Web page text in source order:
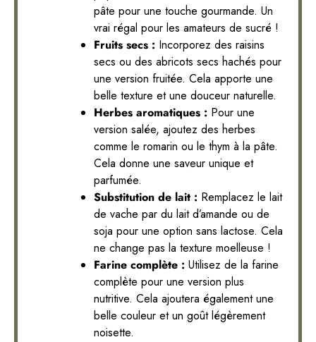
pâte pour une touche gourmande. Un
vrai régal pour les amateurs de sucré !
Fruits secs : Incorporez des raisins
secs ou des abricots secs hachés pour
une version fruitée. Cela apporte une
belle texture et une douceur naturelle.
Herbes aromatiques : Pour une
version salée, ajoutez des herbes
comme le romarin ou le thym à la pâte.
Cela donne une saveur unique et
parfumée.
Substitution de lait : Remplacez le lait
de vache par du lait d’amande ou de
soja pour une option sans lactose. Cela
ne change pas la texture moelleuse !
Farine complète : Utilisez de la farine
complète pour une version plus
nutritive. Cela ajoutera également une
belle couleur et un goût légèrement
noisette.